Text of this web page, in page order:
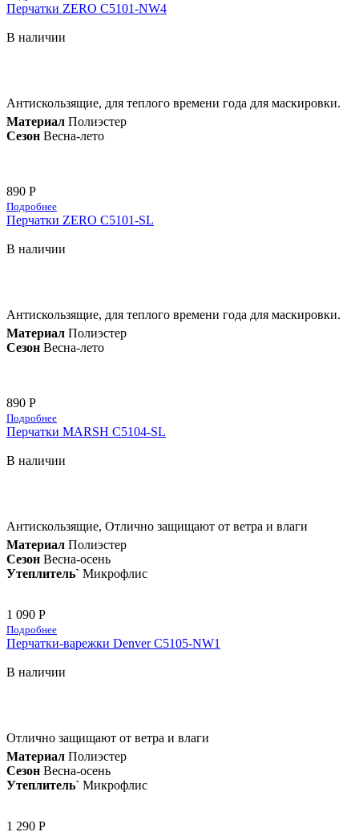
Перчатки ZERO C5101-NW4
В наличии
Антискользящие, для теплого времени года для маскировки.
Материал Полиэстер
Сезон Весна-лето
890 Р
Подробнее
Перчатки ZERO C5101-SL
В наличии
Антискользящие, для теплого времени года для маскировки.
Материал Полиэстер
Сезон Весна-лето
890 Р
Подробнее
Перчатки MARSH C5104-SL
В наличии
Антискользящие, Отлично защищают от ветра и влаги
Материал Полиэстер
Сезон Весна-осень
Утеплитель` Микрофлис
1 090 Р
Подробнее
Перчатки-варежки Denver C5105-NW1
В наличии
Отлично защищают от ветра и влаги
Материал Полиэстер
Сезон Весна-осень
Утеплитель` Микрофлис
1 290 Р